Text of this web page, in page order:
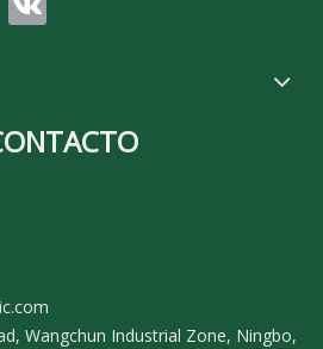
Wangchun Industrial Zone, Ningbo,